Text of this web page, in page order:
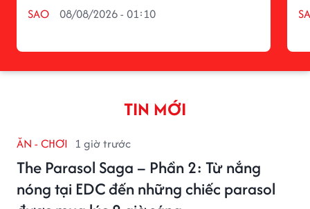
SAO 08/08/2026 - 01:10
TIN MỚI
ĂN - CHƠI 1 giờ trước
The Parasol Saga – Phần 2: Từ nắng
nóng tại EDC đến những chiếc parasol